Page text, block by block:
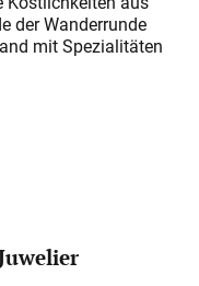
der Wanderrunde
mit Spezialitäten